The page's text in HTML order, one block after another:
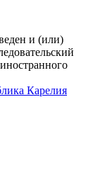
и (или)
Карелия